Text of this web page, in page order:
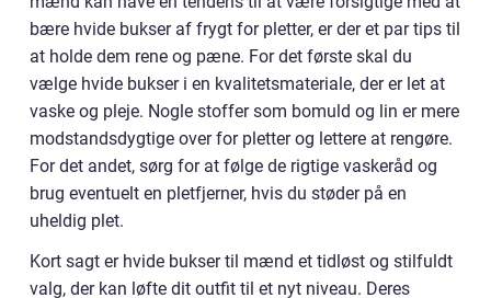
bære hvide bukser af frygt for pletter, er der et par tips til
at holde dem rene og pæne. For det første skal du
vælge hvide bukser i en kvalitetsmateriale, der er let at
vaske og pleje. Nogle stoffer som bomuld og lin er mere
modstandsdygtige over for pletter og lettere at rengøre.
For det andet, sørg for at følge de rigtige vaskeråd og
brug eventuelt en pletfjerner, hvis du støder på en
uheldig plet.
Kort sagt er hvide bukser til mænd et tidløst og stilfuldt
valg, der kan løfte dit outfit til et nyt niveau. Deres